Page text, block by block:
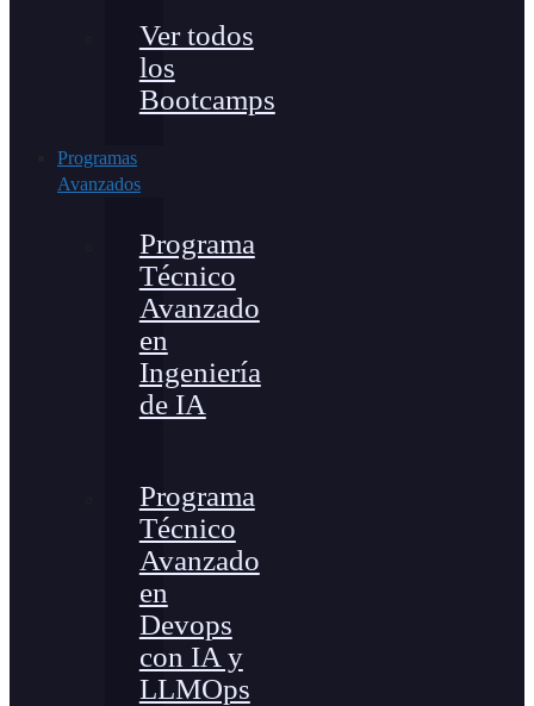
Ver todos
los
Bootcamps
Programas
Avanzados
Programa
Técnico
Avanzado
en
Ingeniería
de IA
Programa
Técnico
Avanzado
en
Devops
con IA y
LLMOps